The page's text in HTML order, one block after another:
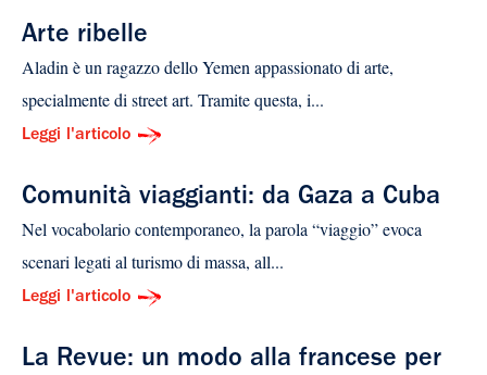
Arte ribelle
Aladin è un ragazzo dello Yemen appassionato di arte,
specialmente di street art. Tramite questa, i...
Leggi l'articolo
Comunità viaggianti: da Gaza a Cuba
Nel vocabolario contemporaneo, la parola “viaggio” evoca
scenari legati al turismo di massa, all...
Leggi l'articolo
La Revue: un modo alla francese per